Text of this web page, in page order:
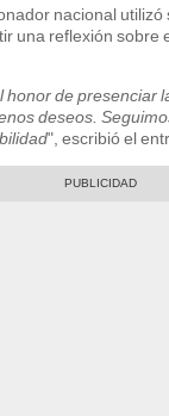
nacional
una reflexión sobre
de presenciar
deseos.
", escribió el